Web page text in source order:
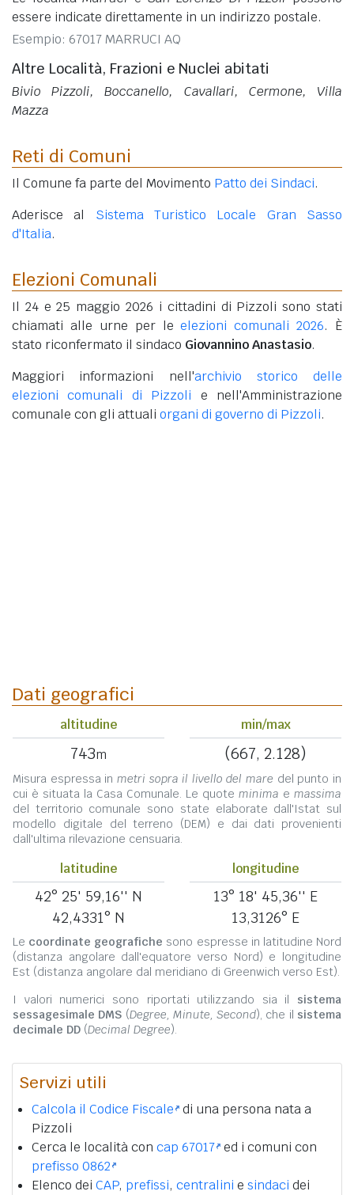
essere indicate direttamente in un indirizzo postale.
Esempio: 67017 MARRUCI AQ
Altre Località, Frazioni e Nuclei abitati
Bivio Pizzoli, Boccanello, Cavallari, Cermone, Villa
Mazza
Reti di Comuni
Il Comune fa parte del Movimento Patto dei Sindaci.
Aderisce al Sistema Turistico Locale Gran Sasso
d'Italia.
Elezioni Comunali
Il 24 e 25 maggio 2026 i cittadini di Pizzoli sono stati
chiamati alle urne per leelezioni comunali 2026. È
stato riconfermato il sindaco Giovannino Anastasio.
Maggiori informazioni nell'archivio storico delle
elezioni comunali di Pizzoli e nell'Amministrazione
comunale con gli attuali organi di governo di Pizzoli.
Dati geografici
altitudine
743m
min/max
(667, 2.128)
Misura espressa in metri sopra il livello del mare del punto in
cui è situata la Casa Comunale. Le quote minima e massima
del territorio comunale sono state elaborate dall'Istat sul
modello digitale del terreno (DEM) e dai dati provenienti
dall'ultima rilevazione censuaria.
latitudine
42° 25' 59,16'' N
42,4331° N
longitudine
13° 18' 45,36'' E
13,3126° E
Le coordinate geografiche sono espresse in latitudine Nord
(distanza angolare dall'equatore verso Nord) e longitudine
Est (distanza angolare dal meridiano di Greenwich verso Est).
I valori numerici sono riportati utilizzando sia il sistema
sessagesimale DMS (Degree, Minute, Second), che il sistema
decimale DD (Decimal Degree).
Servizi utili
Calcola il Codice Fiscale di una persona nata a
Pizzoli
Cerca le località con cap 67017 ed i comuni con
prefisso 0862
Elenco dei CAP, prefissi, centralini e sindaci dei